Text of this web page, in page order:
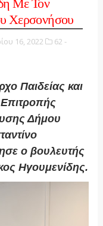
Με Τον
Χερσονήσου
16, 2022
62 -
Παιδείας και
Δήμου
ο βουλευτής
Ηγουμενίδης.